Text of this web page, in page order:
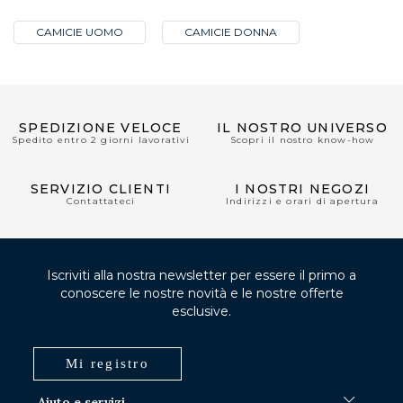
CAMICIE UOMO CAMICIE DONNA
SPEDIZIONE VELOCE
Spedito entro 2 giorni lavorativi
IL NOSTRO UNIVERSO
Scopri il nostro know-how
SERVIZIO CLIENTI
Contattateci
I NOSTRI NEGOZI
Indirizzi e orari di apertura
Iscriviti alla nostra newsletter per essere il primo a
conoscere le nostre novità e le nostre offerte
esclusive.
Mi registro